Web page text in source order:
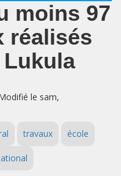
moins 97
réalisés
le sam,
travaux école